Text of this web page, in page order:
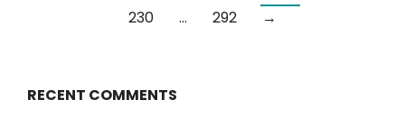
230
… 292 →
RECENT COMMENTS